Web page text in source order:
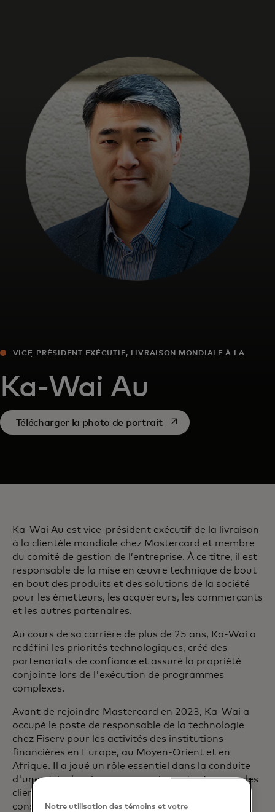
Pour l'entreprise
Pour le monde
Pour les innovateurs
Actualités et tendances
VICE-PRÉSIDENT EXÉCUTIF, LIVRAISON MONDIALE À LA
Ka-Wai Au
Télécharger la photo de portraits’ouvre dans un nouvel
Ka-Wai Au est vice-président exécutif de la livraison
à la clientèle mondiale chez Mastercard et membre
du comité de gestion de l’entreprise. À ce titre, il est
responsable de la mise en œuvre technique de bout
en bout des produits et des solutions de la société
pour les émetteurs, les acquéreurs, les commerçants
et les autres partenaires.
Au cours de sa carrière de plus de 25 ans, Ka-Wai a
redéfini les priorités technologiques, créé des
partenariats de confiance et assuré la propriété
conjointe lors de l'exécution de programmes
complexes.
Avant de rejoindre Mastercard en 2023, Ka-Wai a
occupé le poste de responsable de la technologie
chez Fiserv pour les activités des institutions
financières en Europe, au Moyen-Orient et en
Afrique. Il a joué un rôle essentiel dans la conduite
d'une série de mises en œuvre importantes pour les
clients, l'acquisition de First Data, tout en
construisant la plateforme de traitement des
Notre utilisation des témoins et votre